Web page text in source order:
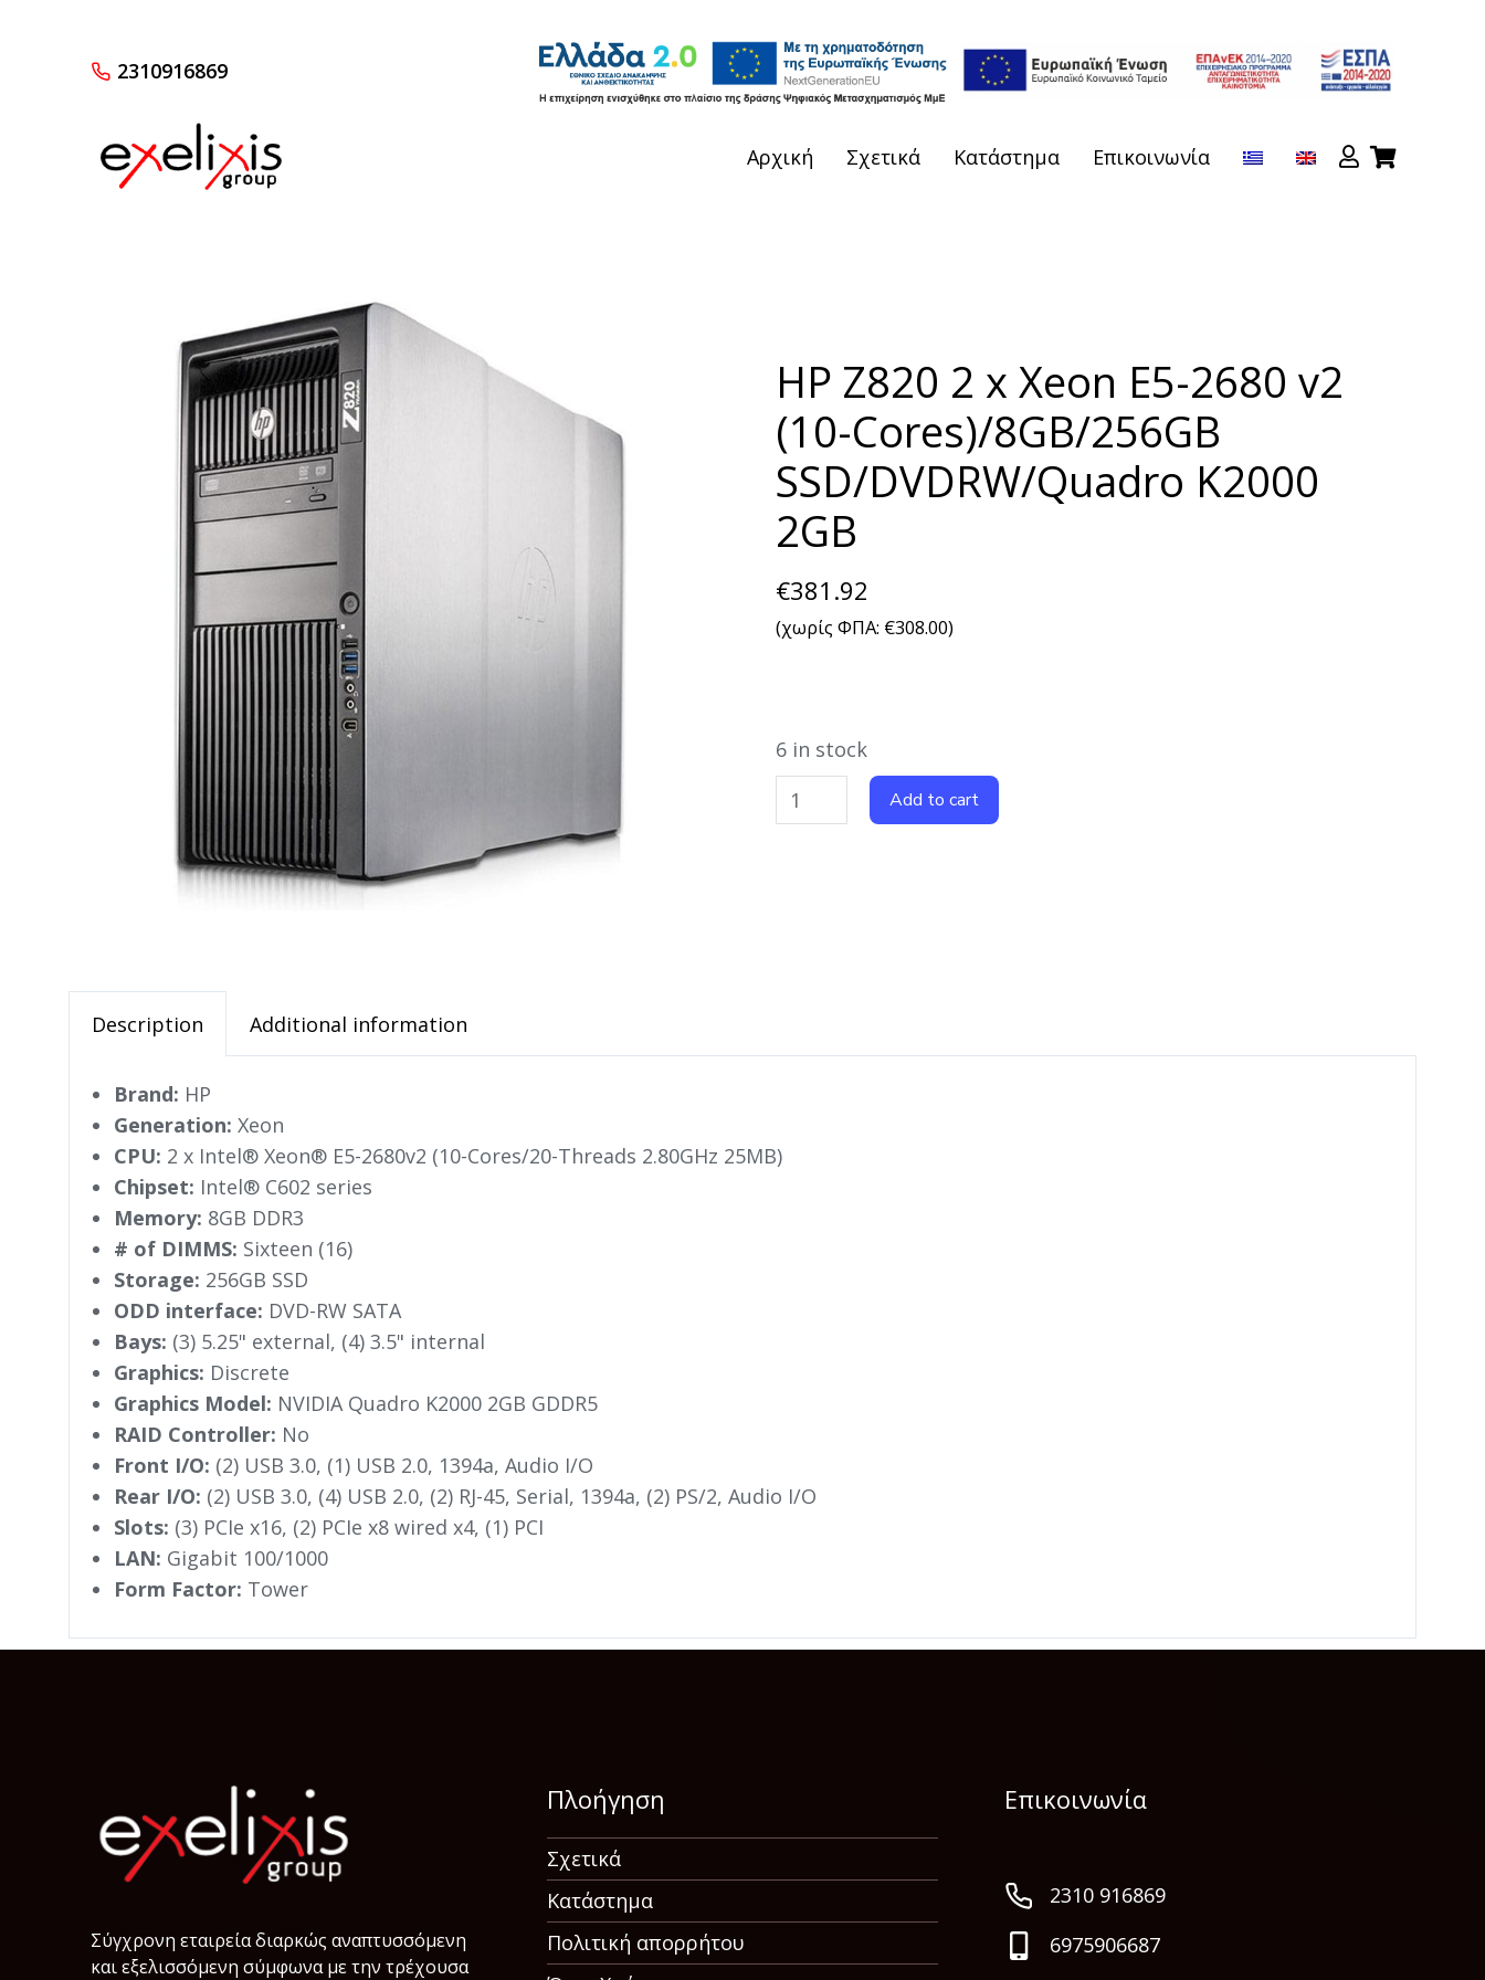
2310916869
Αρχική Σχετικά Κατάστημα Επικοινωνία
HP Z820 2 x Xeon E5-2680 v2
(10-Cores)/8GB/256GB
SSD/DVDRW/Quadro K2000
2GB
€381.92
(χωρίς ΦΠΑ: €308.00)
6 in stock
Add to cart
Description Additional information
Brand: HP
Generation: Xeon
CPU: 2 x Intel® Xeon® E5-2680v2 (10-Cores/20-Threads 2.80GHz 25MB)
Chipset: Intel® C602 series
Memory: 8GB DDR3
# of DIMMS: Sixteen (16)
Storage: 256GB SSD
ODD interface: DVD-RW SATA
Bays: (3) 5.25" external, (4) 3.5" internal
Graphics: Discrete
Graphics Model: NVIDIA Quadro K2000 2GB GDDR5
RAID Controller: No
Front I/O: (2) USB 3.0, (1) USB 2.0, 1394a, Audio I/O
Rear I/O: (2) USB 3.0, (4) USB 2.0, (2) RJ-45, Serial, 1394a, (2) PS/2, Audio I/O
Slots: (3) PCIe x16, (2) PCIe x8 wired x4, (1) PCI
LAN: Gigabit 100/1000
Form Factor: Tower
Σύγχρονη εταιρεία διαρκώς αναπτυσσόμενη
και εξελισσόμενη σύμφωνα µε την τρέχουσα
Πλοήγηση
Σχετικά
Κατάστημα
Πολιτική απορρήτου
Επικοινωνία
2310 916869
6975906687